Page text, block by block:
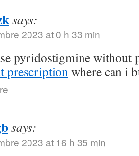
says:
2023 at 0 h 33 min
pyridostigmine without
prescriptionwhere can i
says:
2023 at 16 h 35 min